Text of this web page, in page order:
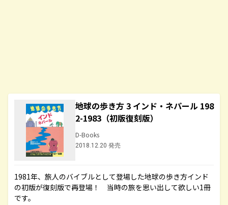
地球の歩き方 3 インド・ネパール 198
2-1983（初版復刻版）
D-Books
2018.12.20 発売
1981年、旅人のバイブルとして登場した地球の歩き方インド
の初版が復刻版で再登場！ 当時の旅を思い出して欲しい1冊
です。